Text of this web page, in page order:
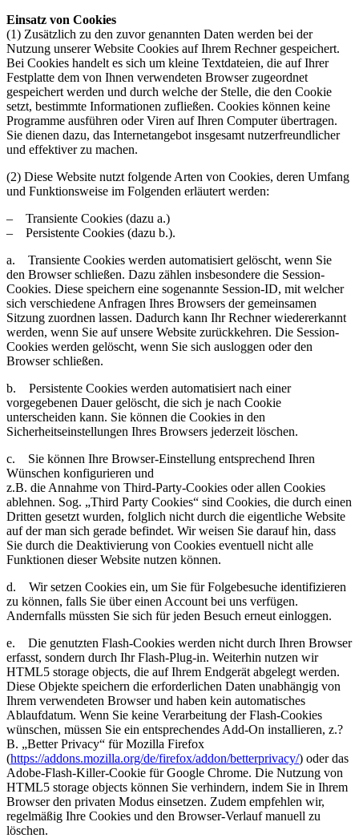
Einsatz von Cookies
(1) Zusätzlich zu den zuvor genannten Daten werden bei der
Nutzung unserer Website Cookies auf Ihrem Rechner gespeichert.
Bei Cookies handelt es sich um kleine Textdateien, die auf Ihrer
Festplatte dem von Ihnen verwendeten Browser zugeordnet
gespeichert werden und durch welche der Stelle, die den Cookie
setzt, bestimmte Informationen zufließen. Cookies können keine
Programme ausführen oder Viren auf Ihren Computer übertragen.
Sie dienen dazu, das Internetangebot insgesamt nutzerfreundlicher
und effektiver zu machen.
(2) Diese Website nutzt folgende Arten von Cookies, deren Umfang
und Funktionsweise im Folgenden erläutert werden:
– Transiente Cookies (dazu a.)
– Persistente Cookies (dazu b.).
a. Transiente Cookies werden automatisiert gelöscht, wenn Sie
den Browser schließen. Dazu zählen insbesondere die Session-
Cookies. Diese speichern eine sogenannte Session-ID, mit welcher
sich verschiedene Anfragen Ihres Browsers der gemeinsamen
Sitzung zuordnen lassen. Dadurch kann Ihr Rechner wiedererkannt
werden, wenn Sie auf unsere Website zurückkehren. Die Session-
Cookies werden gelöscht, wenn Sie sich ausloggen oder den
Browser schließen.
b. Persistente Cookies werden automatisiert nach einer
vorgegebenen Dauer gelöscht, die sich je nach Cookie
unterscheiden kann. Sie können die Cookies in den
Sicherheitseinstellungen Ihres Browsers jederzeit löschen.
c. Sie können Ihre Browser-Einstellung entsprechend Ihren
Wünschen konfigurieren und
z.B. die Annahme von Third-Party-Cookies oder allen Cookies
ablehnen. Sog. „Third Party Cookies“ sind Cookies, die durch einen
Dritten gesetzt wurden, folglich nicht durch die eigentliche Website
auf der man sich gerade befindet. Wir weisen Sie darauf hin, dass
Sie durch die Deaktivierung von Cookies eventuell nicht alle
Funktionen dieser Website nutzen können.
d. Wir setzen Cookies ein, um Sie für Folgebesuche identifizieren
zu können, falls Sie über einen Account bei uns verfügen.
Andernfalls müssten Sie sich für jeden Besuch erneut einloggen.
e. Die genutzten Flash-Cookies werden nicht durch Ihren Browser
erfasst, sondern durch Ihr Flash-Plug-in. Weiterhin nutzen wir
HTML5 storage objects, die auf Ihrem Endgerät abgelegt werden.
Diese Objekte speichern die erforderlichen Daten unabhängig von
Ihrem verwendeten Browser und haben kein automatisches
Ablaufdatum. Wenn Sie keine Verarbeitung der Flash-Cookies
wünschen, müssen Sie ein entsprechendes Add-On installieren, z.?
B. „Better Privacy“ für Mozilla Firefox
(https://addons.mozilla.org/de/firefox/addon/betterprivacy/) oder das
Adobe-Flash-Killer-Cookie für Google Chrome. Die Nutzung von
HTML5 storage objects können Sie verhindern, indem Sie in Ihrem
Browser den privaten Modus einsetzen. Zudem empfehlen wir,
regelmäßig Ihre Cookies und den Browser-Verlauf manuell zu
löschen.